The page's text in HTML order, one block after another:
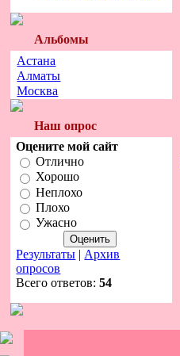
Альбомы
Астана
Алматы
Москва
Наш опрос
Оцените мой сайт
Отлично
Хорошо
Неплохо
Плохо
Ужасно
Результаты | Архив
опросов
Всего ответов:54